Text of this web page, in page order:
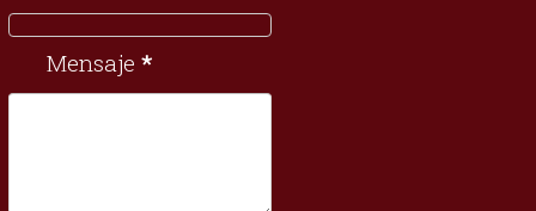
Mensaje *